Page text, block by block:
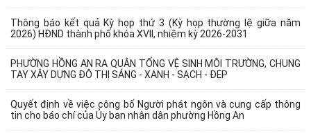
Thông báo kết quả Kỳ họp thứ 3 (Kỳ họp thường lệ giữa năm
2026) HĐND thành phố khóa XVII, nhiệm kỳ 2026-2031
PHƯỜNG HỒNG AN RA QUÂN TỔNG VỆ SINH MÔI TRƯỜNG, CHUNG
TAY XÂY DỰNG ĐÔ THỊ SÁNG - XANH - SẠCH - ĐẸP
Quyết định về việc công bố Người phát ngôn và cung cấp thông
tin cho báo chí của Ủy ban nhân dân phường Hồng An